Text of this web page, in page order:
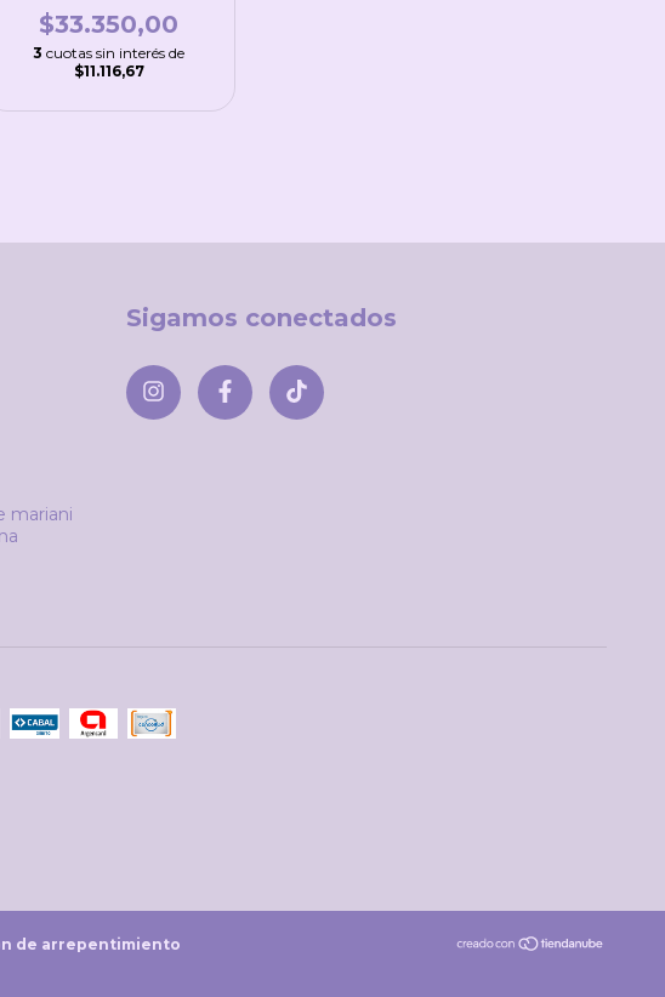
$33.350,00
3 cuotas sin interés de
$11.116,67
mariani
Sigamos conectados
de arrepentimiento